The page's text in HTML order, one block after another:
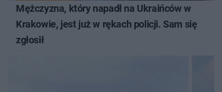
Mężczyzna, który napadł na Ukraińców w
Krakowie, jest już w rękach policji. Sam się
zgłosił